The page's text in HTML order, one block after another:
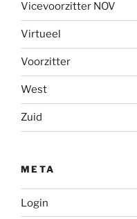
Vicevoorzitter NOV
Virtueel
Voorzitter
West
Zuid
META
Login